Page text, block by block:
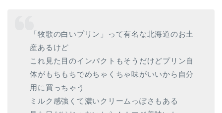
「牧歌の白いプリン」って有名な北海道のお土
産あるけど
これ見た目のインパクトもそうだけどプリン自
体がもちもちでめちゃくちゃ味がいいから自分
用に買っちゃう
ミルク感強くて濃いクリームっぽさもある